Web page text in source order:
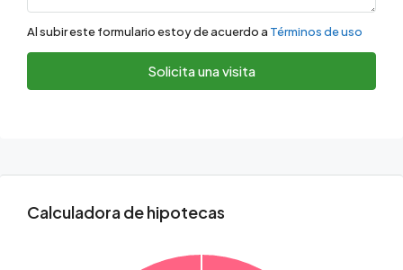
Al subir este formulario estoy de acuerdo a Términos de uso
Solicita una visita
Calculadora de hipotecas